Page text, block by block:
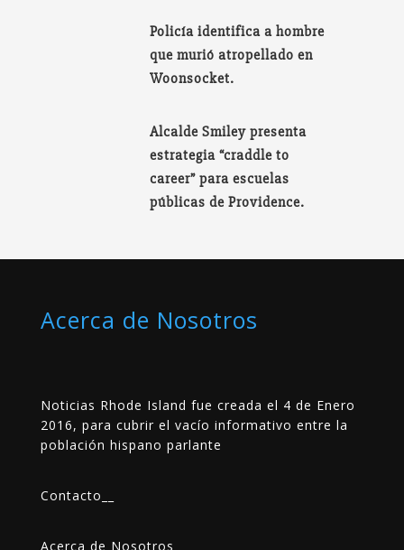
Policía identifica a hombre
que murió atropellado en
Woonsocket.
Alcalde Smiley presenta
estrategia “craddle to
career” para escuelas
públicas de Providence.
Acerca de Nosotros
Noticias Rhode Island fue creada el 4 de Enero
2016, para cubrir el vacío informativo entre la
población hispano parlante
Contacto
Acerca de Nosotros